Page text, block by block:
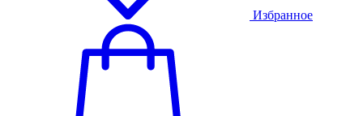
Избранное